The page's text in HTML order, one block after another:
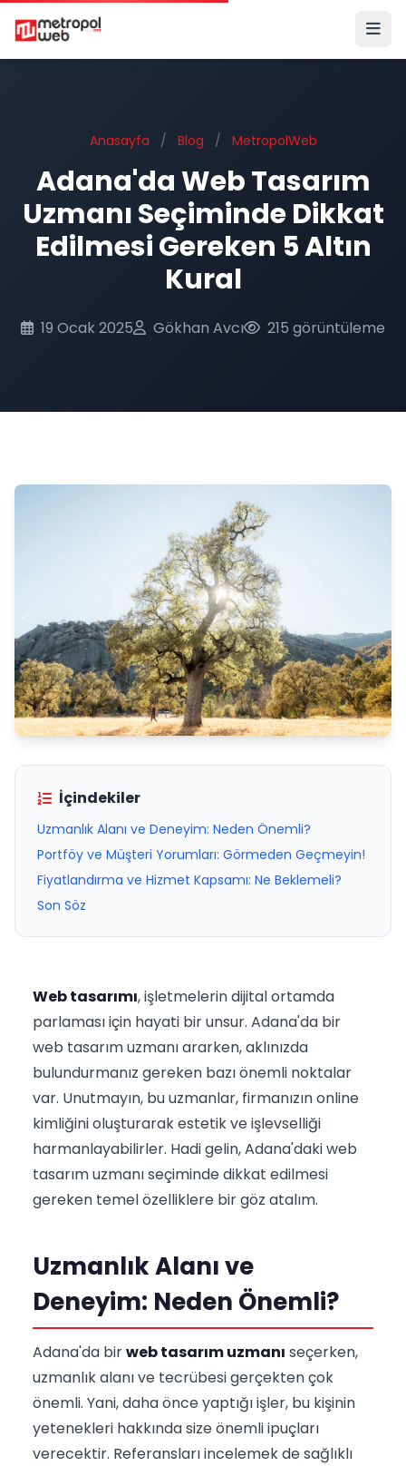
Ana içeriğe geç
Anasayfa / Blog / MetropolWeb
Adana'da Web Tasarım
Uzmanı Seçiminde Dikkat
Edilmesi Gereken 5 Altın
Kural
19 Ocak 2025 Gökhan Avcı 215 görüntüleme
İçindekiler
Uzmanlık Alanı ve Deneyim: Neden Önemli?
Portföy ve Müşteri Yorumları: Görmeden Geçmeyin!
Fiyatlandırma ve Hizmet Kapsamı: Ne Beklemeli?
Son Söz
Web tasarımı, işletmelerin dijital ortamda
parlaması için hayati bir unsur. Adana'da bir
web tasarım uzmanı ararken, aklınızda
bulundurmanız gereken bazı önemli noktalar
var. Unutmayın, bu uzmanlar, firmanızın online
kimliğini oluşturarak estetik ve işlevselliği
harmanlayabilirler. Hadi gelin, Adana'daki web
tasarım uzmanı seçiminde dikkat edilmesi
gereken temel özelliklere bir göz atalım.
Uzmanlık Alanı ve
Deneyim: Neden Önemli?
Adana'da birweb tasarım uzmanı seçerken,
uzmanlık alanı ve tecrübesi gerçekten çok
önemli. Yani, daha önce yaptığı işler, bu kişinin
yetenekleri hakkında size önemli ipuçları
verecektir. Referansları incelemek de sağlıklı